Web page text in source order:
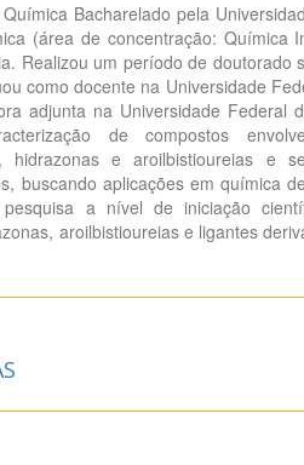
Bacharelado pela
(área de concentração: Química
Realizou um período de doutorado
como docente na Universidade
adjunta na Universidade Federal
de compostos
hidrazonas e aroilbistioureias e
buscando aplicações em química
a nível de iniciação
aroilbistioureias e ligantes